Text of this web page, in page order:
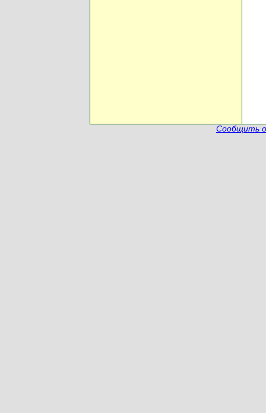
Сообщить о